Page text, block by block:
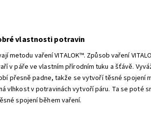
vlastnosti potravin
metodu vaření VITALOK™. Způsob vaření
v páře ve vlastním přírodním tuku a šťávě.
přesně padne, takže se vytvoří těsné spojení
vlhkost v potravinách vytvoří páru. Ta se poté
spojení během vaření.